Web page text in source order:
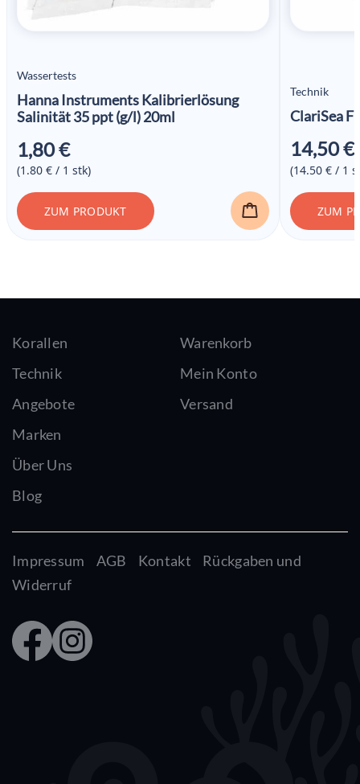
Wassertests
Hanna Instruments Kalibrierlösung
Salinität 35 ppt (g/l) 20ml
1,80€
(1.80 € / 1 stk)
ZUM PRODUKT
Technik
ClariSea
14,50€
(14.50 € / 1
ZUM
Korallen
Technik
Angebote
Marken
Über Uns
Blog
Warenkorb
Mein Konto
Versand
Impressum AGB Kontakt
Rückgaben und
Widerruf
Faceb
ook
Insta
gram